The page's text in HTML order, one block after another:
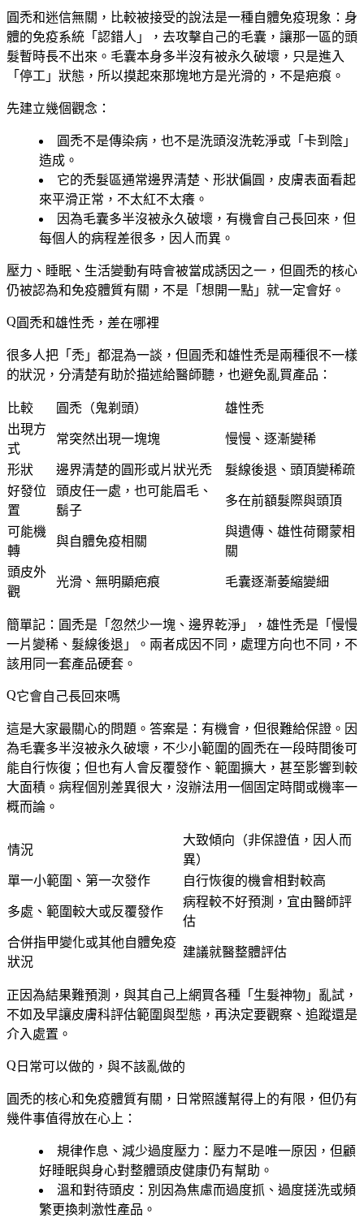
圓禿和迷信無關，比較被接受的說法是一種自體免疫現象：身
體的免疫系統「認錯人」，去攻擊自己的毛囊，讓那一區的頭
髮暫時長不出來。毛囊本身多半沒有被永久破壞，只是進入
「停工」狀態，所以摸起來那塊地方是光滑的，不是疤痕。
先建立幾個觀念：
圓禿不是傳染病 ，也不是洗頭沒洗乾淨或「卡到陰」
造成。
它的禿髮區通常邊界清楚、形狀偏圓 ，皮膚表面看起
來平滑正常，不太紅不太癢。
因為毛囊多半沒被永久破壞， 有機會自己長回來 ，但
每個人的病程差很多，因人而異。
壓力、睡眠、生活變動有時會被當成誘因之一，但圓禿的核心
仍被認為和免疫體質有關，不是「想開一點」就一定會好。
圓禿和雄性禿，差在哪裡
很多人把「禿」都混為一談，但圓禿和雄性禿是兩種很不一樣
的狀況，分清楚有助於描述給醫師聽，也避免亂買產品：
比較 圓禿（鬼剃頭）
雄性禿
出現方
式
常突然出現一塊塊 慢慢、逐漸變稀
形狀 邊界清楚的圓形或片狀光禿
髮線後退、頭頂變稀疏
好發位
置
頭皮任一處，也可能眉毛、
鬍子
多在前額髮際與頭頂
可能機
轉
與自體免疫相關
與遺傳、雄性荷爾蒙相
關
頭皮外
觀
光滑、無明顯疤痕 毛囊逐漸萎縮變細
簡單記： 圓禿是「忽然少一塊、邊界乾淨」，雄性禿是「慢慢
一片變稀、髮線後退」
。兩者成因不同，處理方向也不同，不
該用同一套產品硬套。
它會自己長回來嗎
這是大家最關心的問題。答案是： 有機會，但很難給保證 。因
為毛囊多半沒被永久破壞，不少小範圍的圓禿在一段時間後可
能自行恢復；但也有人會反覆發作、範圍擴大，甚至影響到較
大面積。病程個別差異很大，沒辦法用一個固定時間或機率一
概而論。
情況
大致傾向（非保證值，因人而
異）
單一小範圍、第一次發作
自行恢復的機會相對較高
多處、範圍較大或反覆發作
病程較不好預測，宜由醫師評
估
合併指甲變化或其他自體免疫
狀況
建議就醫整體評估
正因為結果難預測，與其自己上網買各種「生髮神物」亂試，
不如及早讓皮膚科評估範圍與型態，再決定要觀察、追蹤還是
介入處置。
日常可以做的，與不該亂做的
圓禿的核心和免疫體質有關，日常照護幫得上的有限，但仍有
幾件事值得放在心上：
規律作息、減少過度壓力 ：壓力不是唯一原因，但顧
好睡眠與身心對整體頭皮健康仍有幫助。
溫和對待頭皮 ：別因為焦慮而過度抓、過度搓洗或頻
繁更換刺激性產品。